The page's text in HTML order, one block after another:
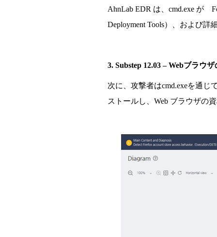
AhnLab EDR は、 cmd.exe が
Deployment Tools）、および詳
3. Substep 12.03–Webブラウザ
次に、攻撃者はcmd.exeを通じ
スト ールし、 Web ブラウザの